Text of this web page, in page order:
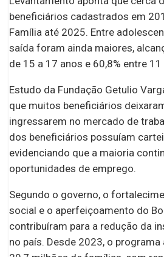
beneficiários cadastrados em
Família até 2025. Entre
saída foram ainda maiores,
de 15 a 17 anos e 60,8% entre 11
Estudo da Fundação Getulio
que muitos beneficiários
ingressarem no mercado de
dos beneficiários possuíam
evidenciando que a maioria
oportunidades de emprego.
Segundo o governo, o
social e o aperfeiçoamento do
contribuíram para a redução da
no país. Desde 2023, o programa